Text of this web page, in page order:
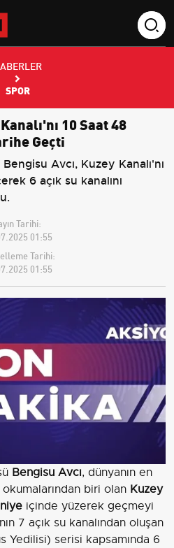
SPOR
10 Saat 48
Geçti
Avcı, Kuzey Kanalı'nı
6 açık su kanalını
Tarihi:
01:55
Tarihi:
01:55
Bengisu Avcı, dünyanın en
biri olan Kuzey
içinde yüzerek geçmeyi
7 açık su kanalından oluşan
Yedilisi) serisi kapsamında 6